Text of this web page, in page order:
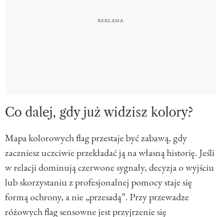
Co dalej, gdy już widzisz kolory?
Mapa kolorowych flag przestaje być zabawą, gdy
zaczniesz uczciwie przekładać ją na własną historię. Jeśli
w relacji dominują czerwone sygnały, decyzja o wyjściu
lub skorzystaniu z profesjonalnej pomocy staje się
formą ochrony, a nie „przesadą”. Przy przewadze
różowych flag sensowne jest przyjrzenie się